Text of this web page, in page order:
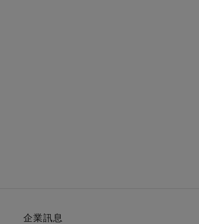
企業訊息